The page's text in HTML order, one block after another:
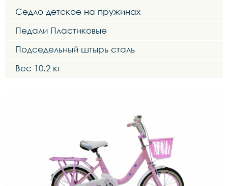
Седло детское на пружинах
Педали Пластиковые
Подседельный штырь сталь
Вес 10.2 кг